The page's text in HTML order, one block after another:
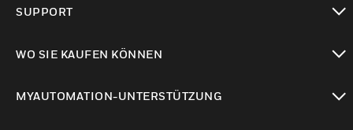
SUPPORT
WO SIE KAUFEN KÖNNEN
MYAUTOMATION-UNTERSTÜTZUNG